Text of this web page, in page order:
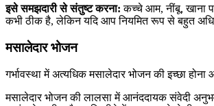
इसे समझदारी से संतुष्ट करना: कच्चे आम, नींबू, खाना
कभी ठीक है, लेकिन यदि आप नियमित रूप से बहुत
मसालेदार भोजन
गर्भावस्था में अत्यधिक मसालेदार भोजन की इच्छा
मसालेदार भोजन की लालसा में आनंददायक संवेदी